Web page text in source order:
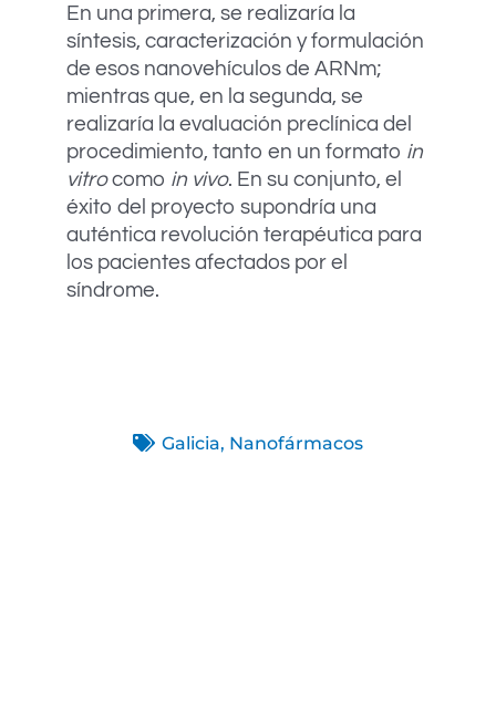
En una primera, se realizaría la
síntesis, caracterización y formulación
de esos nanovehículos de ARNm;
mientras que, en la segunda, se
realizaría la evaluación preclínica del
procedimiento, tanto en un formato in
vitrocomo in vivo. En su conjunto, el
éxito del proyecto supondría una
auténtica revolución terapéutica para
los pacientes afectados por el
síndrome.
Galicia, Nanofármacos